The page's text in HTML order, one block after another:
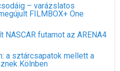
– varázslatos
FILMBOX+ One
NASCAR futamot az ARENA4
a sztárcsapatok mellett a
Kölnben